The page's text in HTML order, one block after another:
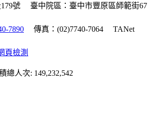
號
臺中院區：臺中市豐原區師範街67
7890 傳真：(02)7740-7064
TANet
總人次: 149,232,542